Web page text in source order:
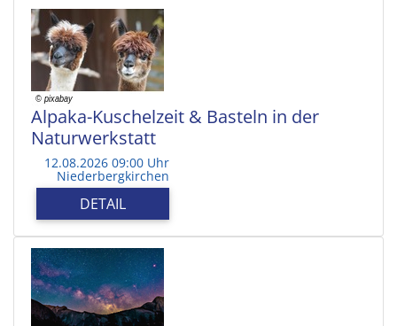
Alpaka-Kuschelzeit & Basteln in der
Naturwerkstatt
12.08.2026 09:00 Uhr
Niederbergkirchen
DETAIL